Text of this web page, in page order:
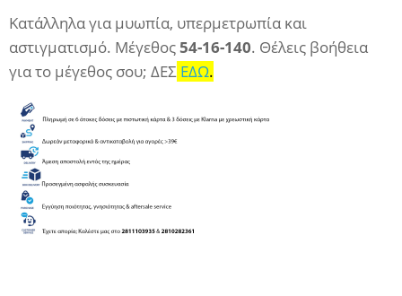
Κατάλληλα για μυωπία, υπερμετρωπία και
αστιγματισμό. Μέγεθος54-16-140. Θέλεις βοήθεια
για το μέγεθος σου; ΔΕΣ ΕΔΩ.